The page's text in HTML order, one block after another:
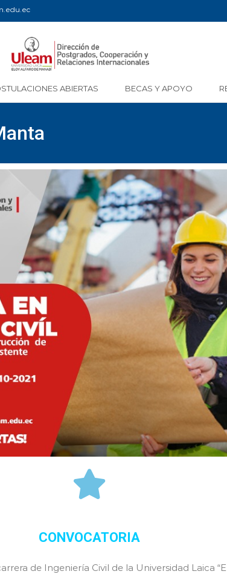
ABIERTAS BECAS Y APOYO
CONVOCATORIA
de Ingeniería Civil de la Universidad Laica